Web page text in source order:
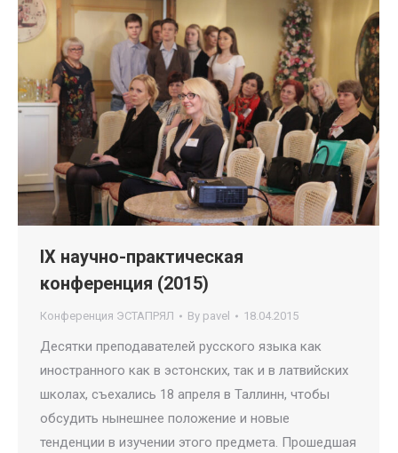
IX научно-практическая
конференция (2015)
Конференция ЭСТАПРЯЛ By pavel 18.04.2015
Десятки преподавателей русского языка как
иностранного как в эстонских, так и в латвийских
школах, съехались 18 апреля в Таллинн, чтобы
обсудить нынешнее положение и новые
тенденции в изучении этого предмета. Прошедшая